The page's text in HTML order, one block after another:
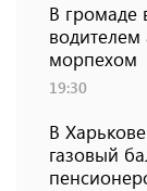
В громаде
морпехом
19:30
В
газовый